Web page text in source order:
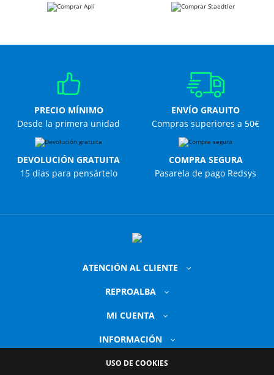
PRECIO MÍNIMO
Desde la primera unidad
ENVÍO GRAUITO
Compras superiores a 50€
DEVOLUCIÓN GRATUITA
15 días para pensártelo
COMPRA SEGURA
Pasarela de pago Redsys
ATENCIÓN AL CLIENTE
REPROALBA
MI CUENTA
INFORMACIÓN
USO DE COOKIES